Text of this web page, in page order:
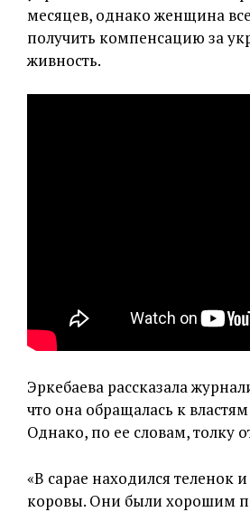
месяцев, однако женщина
получить компенсацию за
живность.
Эркебаева рассказала
что она обращалась к
Однако, по ее словам, толку
«В сарае находился теленок
коровы. Они были хорошим